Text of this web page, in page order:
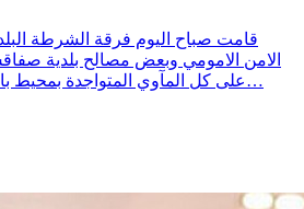
قامت صباح اليوم فرقة الشرطة
الامن الامومي وبعض مصالح بلدية
على كل المآوي المتواجدة بمحيط باب الجبلي وسيدي اللخمي…